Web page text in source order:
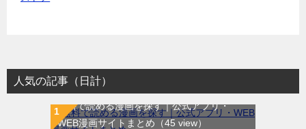
人気の記事（日計）
無料で読める漫画を探す｜公式アプリ・
WEB漫画サイトまとめ （45 view）